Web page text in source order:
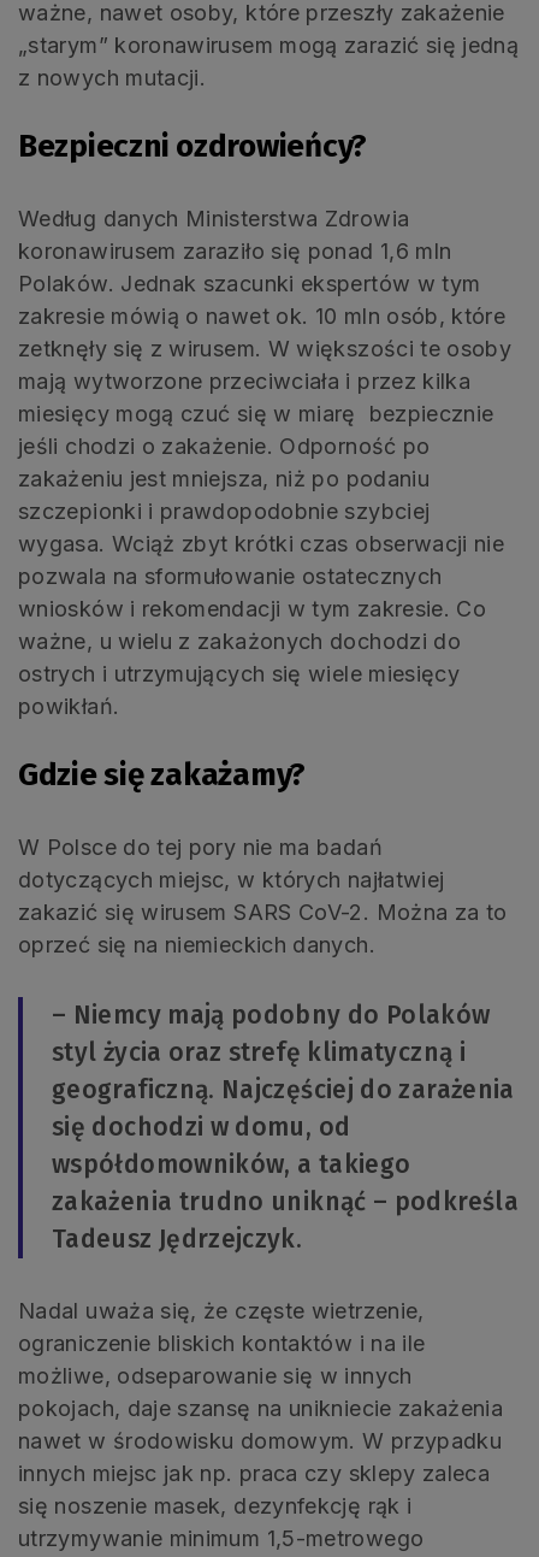
ważne, nawet osoby, które przeszły zakażenie
„starym” koronawirusem mogą zarazić się jedną
z nowych mutacji.
Bezpieczni ozdrowieńcy?
Według danych Ministerstwa Zdrowia
koronawirusem zaraziło się ponad 1,6 mln
Polaków. Jednak szacunki ekspertów w tym
zakresie mówią o nawet ok. 10 mln osób, które
zetknęły się z wirusem. W większości te osoby
mają wytworzone przeciwciała i przez kilka
miesięcy mogą czuć się w miarę bezpiecznie
jeśli chodzi o zakażenie. Odporność po
zakażeniu jest mniejsza, niż po podaniu
szczepionki i prawdopodobnie szybciej
wygasa. Wciąż zbyt krótki czas obserwacji nie
pozwala na sformułowanie ostatecznych
wniosków i rekomendacji w tym zakresie. Co
ważne, u wielu z zakażonych dochodzi do
ostrych i utrzymujących się wiele miesięcy
powikłań.
Gdzie się zakażamy?
W Polsce do tej pory nie ma badań
dotyczących miejsc, w których najłatwiej
zakazić się wirusem SARS CoV-2. Można za to
oprzeć się na niemieckich danych.
– Niemcy mają podobny do Polaków
styl życia oraz strefę klimatyczną i
geograficzną. Najczęściej do zarażenia
się dochodzi w domu, od
współdomowników, a takiego
zakażenia trudno uniknąć – podkreśla
Tadeusz Jędrzejczyk.
Nadal uważa się, że częste wietrzenie,
ograniczenie bliskich kontaktów i na ile
możliwe, odseparowanie się w innych
pokojach, daje szansę na unikniecie zakażenia
nawet w środowisku domowym. W przypadku
innych miejsc jak np. praca czy sklepy zaleca
się noszenie masek, dezynfekcję rąk i
utrzymywanie minimum 1,5-metrowego